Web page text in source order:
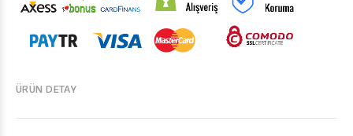
ÜRÜN DETAY